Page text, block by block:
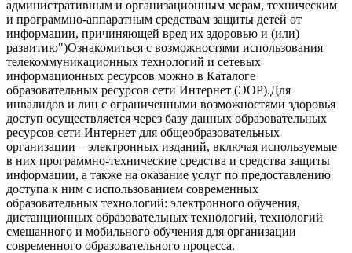
административным и организационным мерам, техническим
и программно-аппаратным средствам защиты детей от
информации, причиняющей вред их здоровью и (или)
развитию")Ознакомиться с возможностями использования
телекоммуникационных технологий и сетевых
информационных ресурсов можно в Каталоге
образовательных ресурсов сети Интернет (ЭОР).Для
инвалидов и лиц с ограниченными возможностями здоровья
доступ осуществляется через базу данных образовательных
ресурсов сети Интернет для общеобразовательных
организации – электронных изданий, включая используемые
в них программно-технические средства и средства защиты
информации, а также на оказание услуг по предоставлению
доступа к ним с использованием современных
образовательных технологий: электронного обучения,
дистанционных образовательных технологий, технологий
смешанного и мобильного обучения для организации
современного образовательного процесса.